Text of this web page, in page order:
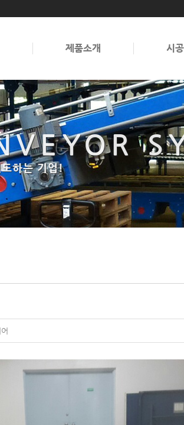
제품소개 시
하는 기업!
하는 기업!